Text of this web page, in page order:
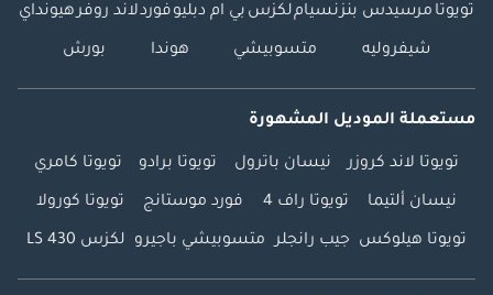
تويوتا مرسيدس بنزنسياملكزس بي ام دبليوفوردلاند روفرهيونداي
شيفروليه متسوبيشي هوندا بورش
مستعملة الموديل المشهورة
تويوتا لاند كروزر نيسان باترول تويوتا برادو تويوتا كامري
نيسان ألتيما تويوتا راف 4 فورد موستانج تويوتا كورولا
تويوتا هيلوكس جيب رانجلر متسوبيشي باجيرو لكزس LS 430